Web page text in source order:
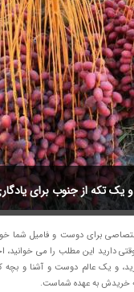
یک تکه از جنوب برای
برای دوست و فامیل شما
دارید این مطلب را می خوانید،
و یک عالم دوست و آشنا و
خریدش به عهده شماست.